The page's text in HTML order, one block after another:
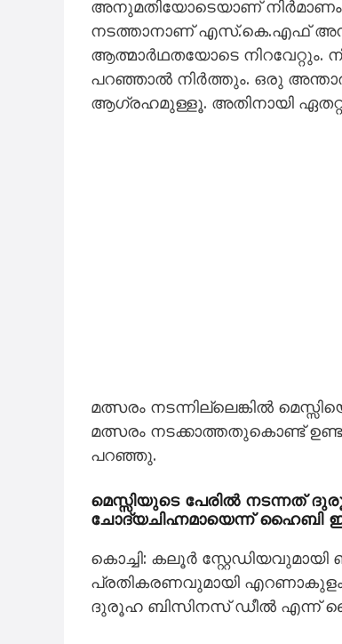
അനുമതിയോടെയാണ്
നടത്താനാണ്​ എസ്.കെ.എഫ്
ആത്മാർഥതയോടെ നിറവേറ്റും.
പറഞ്ഞാൽ നിർത്തും. ഒരു
ആഗ്രഹമുള്ളൂ. അതിനായി
മത്സരം നടന്നില്ലെങ്കിൽ
മത്സരം നടക്കാത്തതുകൊണ്ട്
പറഞ്ഞു.
മെസ്സിയുടെ പേരിൽ നടന്നത്
ചോദ്യചിഹ്നമായെന്ന്
കൊച്ചി: കലൂർ സ്റ്റേഡിയവുമായി
പ്രതികരണവുമായി
ദുരൂഹ ബിസിനസ് ഡീൽ എന്ന്